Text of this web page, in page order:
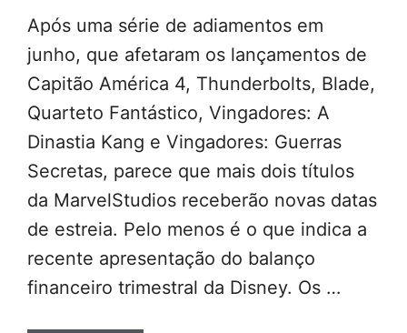
Após uma série de adiamentos em
junho, que afetaram os lançamentos de
Capitão América 4, Thunderbolts, Blade,
Quarteto Fantástico, Vingadores: A
Dinastia Kang e Vingadores: Guerras
Secretas, parece que mais dois títulos
da MarvelStudios receberão novas datas
de estreia. Pelo menos é o que indica a
recente apresentação do balanço
financeiro trimestral da Disney. Os …